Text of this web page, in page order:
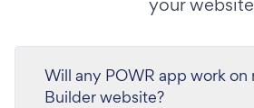
Will any POWR app work on
Builder website?